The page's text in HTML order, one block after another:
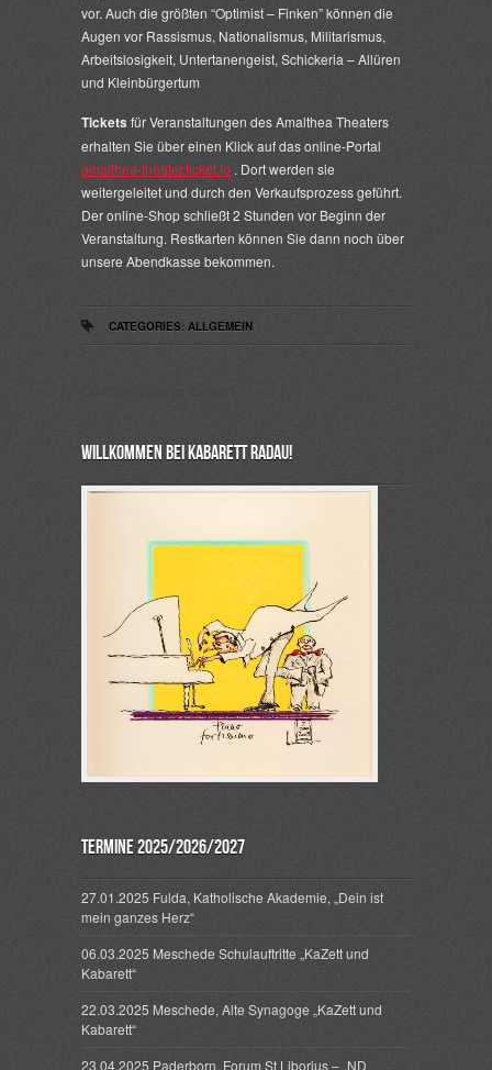
vor. Auch die größten “Optimist – Finken” können die
Augen vor Rassismus, Nationalismus, Militarismus,
Arbeitslosigkeit, Untertanengeist, Schickeria – Allüren
und Kleinbürgertum
Tickets für Veranstaltungen des Amalthea Theaters
erhalten Sie über einen Klick auf das online-Portal
amalthea-theater.ticket.io . Dort werden sie
weitergeleitet und durch den Verkaufsprozess geführt.
Der online-Shop schließt 2 Stunden vor Beginn der
Veranstaltung. Restkarten können Sie dann noch über
unsere Abendkasse bekommen.
CATEGORIES: ALLGEMEIN
Willkommen bei Kabarett Radau!
Termine 2025/2026/2027
27.01.2025 Fulda, Katholische Akademie, „Dein ist
mein ganzes Herz“
06.03.2025 Meschede Schulauftritte „KaZett und
Kabarett“
22.03.2025 Meschede, Alte Synagoge „KaZett und
Kabarett“
23.04.2025 Paderborn, Forum St Liborius – „ND